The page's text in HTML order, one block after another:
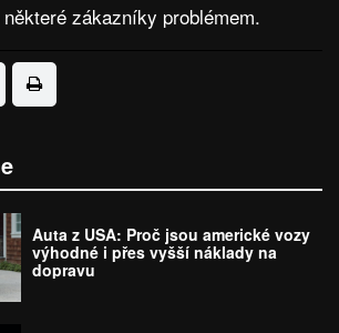
zákazníky problémem.
Auta z USA: Proč jsou americké vozy
výhodné i přes vyšší náklady na
dopravu